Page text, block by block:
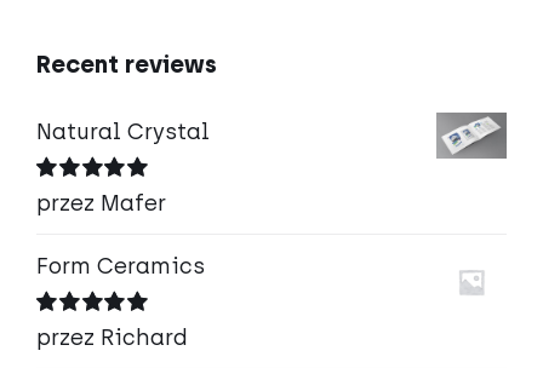
Recent reviews
Natural Crystal
Oceniono5
na 5
przez Mafer
Form Ceramics
Oceniono5
na 5
przez Richard